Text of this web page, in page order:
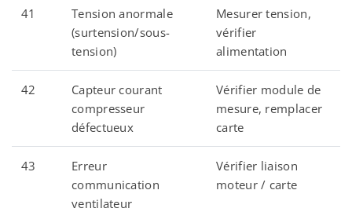
41
Tension anormale
(surtension/sous-
tension)
Mesurer tension,
vérifier
alimentation
42
Capteur courant
compresseur
défectueux
Vérifier module de
mesure, remplacer
carte
43
Erreur
communication
ventilateur
Vérifier liaison
moteur / carte